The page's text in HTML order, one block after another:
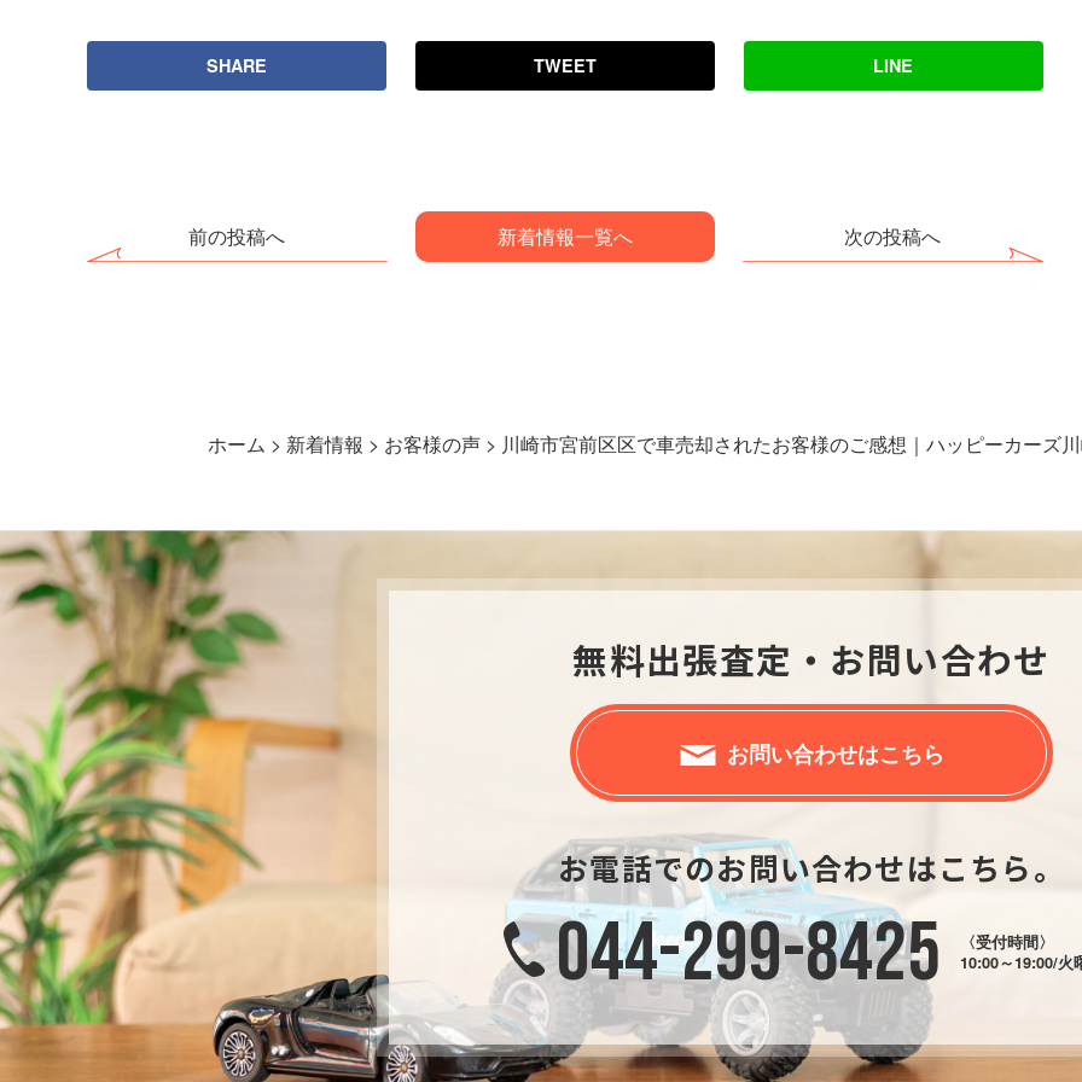
SHARE TWEET LINE
前の投稿へ 新着情報一覧へ 次の投稿へ
ホーム > 新着情報 > お客様の声 > 川崎市宮前区区で車売却されたお客様のご感想｜ハッピーカーズ
無料出張査定・お問い合わせ
お問い合わせはこちら
お電話でのお問い合わせはこちら。
044-299-8425
〈受付時間〉
10:00～19:00/火